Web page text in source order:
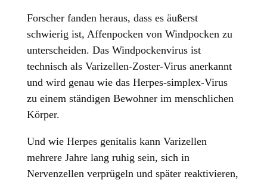
Forscher fanden heraus, dass es äußerst
schwierig ist, Affenpocken von Windpocken zu
unterscheiden. Das Windpockenvirus ist
technisch als Varizellen-Zoster-Virus anerkannt
und wird genau wie das Herpes-simplex-Virus
zu einem ständigen Bewohner im menschlichen
Körper.
Und wie Herpes genitalis kann Varizellen
mehrere Jahre lang ruhig sein, sich in
Nervenzellen verprügeln und später reaktivieren,